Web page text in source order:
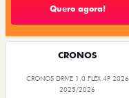
Quero agora!
CRONOS
CRONOS DRIVE 1.0 FLEX 4P 2026
2025/2026